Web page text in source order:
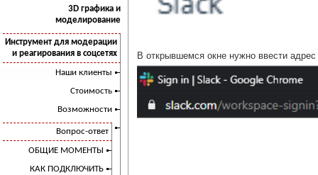
3D графика и
моделирование
Инструмент для модерации
и реагирования в соцсетях
Наши клиенты
Стоимость
Возможности
Вопрос-ответ
ОБЩИЕ МОМЕНТЫ
КАК ПОДКЛЮЧИТЬ
В открывшемся окне нужно ввести